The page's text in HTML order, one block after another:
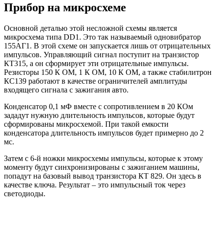
Прибор на микросхеме
Основной деталью этой несложной схемы является
микросхема типа DD1. Это так называемый одновибратор
155АГ1. В этой схеме он запускается лишь от отрицательных
импульсов. Управляющий сигнал поступит на транзистор
КТ315, а он сформирует эти отрицательные импульсы.
Резисторы 150 К ОМ, 1 К ОМ, 10 К ОМ, а также стабилитрон
КС139 работают в качестве ограничителей амплитуды
входящего сигнала с зажигания авто.
Конденсатор 0,1 мФ вместе с сопротивлением в 20 КОм
зададут нужную длительность импульсов, которые будут
сформированы микросхемой. При такой емкости
конденсатора длительность импульсов будет примерно до 2
мс.
Затем с 6-й ножки микросхемы импульсы, которые к этому
моменту будут синхронизированы с зажиганием машины,
попадут на базовый вывод транзистора КТ 829. Он здесь в
качестве ключа. Результат – это импульсный ток через
светодиоды.